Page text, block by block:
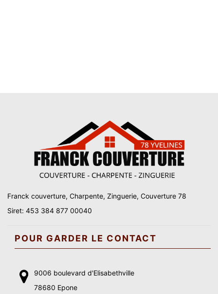
Franck couverture, Charpente, Zinguerie, Couverture 78
Siret: 453 384 877 00040
POUR GARDER LE CONTACT
9006 boulevard d'Elisabethville
78680 Epone